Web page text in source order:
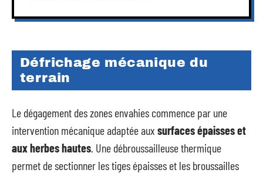
Défrichage mécanique du
terrain
Le dégagement des zones envahies commence par une
intervention mécanique adaptée aux surfaces épaisses et
aux herbes hautes . Une débroussailleuse thermique
permet de sectionner les tiges épaisses et les broussailles